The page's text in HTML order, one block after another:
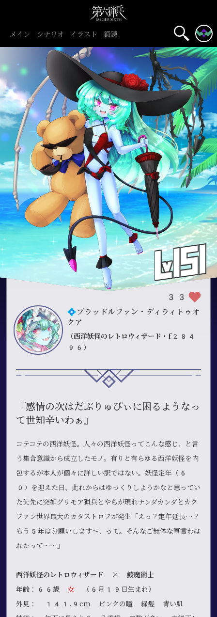
メイン シナリオ イラスト 鍛錬
33
💠ブラッドルファン・ディラィトゥオ
クア
（西洋妖怪のレトロウィザード・f284
96）
『感情の次はだぶりゅぴぃに困るようなっ
て世知辛いわぁ』
コテコテの西洋妖怪。人々の西洋妖怪ってこんな感じ、と言
う集合意識から成立したモノ。有りと有らゆる西洋妖怪を内
包するが本人が個々に詳しい訳ではない。妖怪定年（6
0）を迎えた日、此れからはゆっくりしようかなと思ってい
た矢先に突如グリモア猟兵とやらが現れナンダカンダとカク
ファン世界最大のカタストロフが発生「えっ？定年延長…？
もう5年はお願いします〜、って。そんなご無体な事言わは
れたって〜…」
西洋妖怪のレトロウィザード × 鮫魔術士
年齢：66歳女
（6月19日生まれ）
外見： 141.9cm ピンクの瞳 緑髪 青い肌